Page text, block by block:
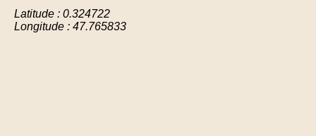
Latitude : 0.324722
Longitude : 47.765833